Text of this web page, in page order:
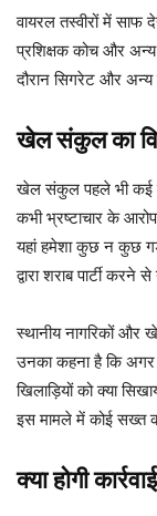
वायरल तस्वीरों में साफ
प्रशिक्षक कोच और
दौरान सिगरेट और अन्य
खेल संकुल का
खेल संकुल पहले भी कई
कभी भ्रष्टाचार के
यहां हमेशा कुछ न कुछ
द्वारा शराब पार्टी
स्थानीय नागरिकों और
उनका कहना है कि अगर
खिलाड़ियों को क्या
इस मामले में कोई सख्त
क्या होगी